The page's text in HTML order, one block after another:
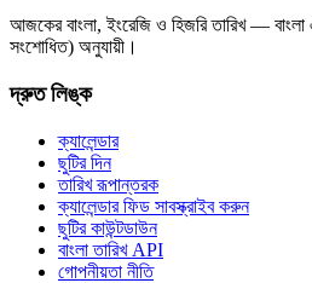
আজকের বাংলা, ইংরেজি ও হিজরি তারিখ — বাংলা
সংশোধিত) অনুযায়ী।
দ্রুত লিঙ্ক
ক্যালেন্ডার
ছুটির দিন
তারিখ রূপান্তরক
ক্যালেন্ডার ফিড সাবস্ক্রাইব করুন
ছুটির কাউন্টডাউন
বাংলা তারিখ API
গোপনীয়তা নীতি